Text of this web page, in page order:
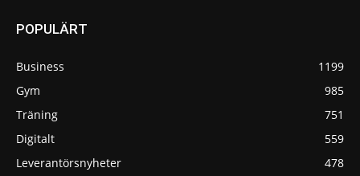
POPULÄRT
Business
1199
Gym
985
Träning
751
Digitalt
559
Leverantörsnyheter
478